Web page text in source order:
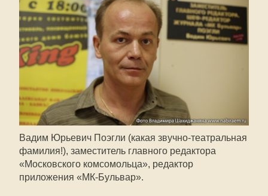
Вадим Юрьевич Поэгли (какая звучно-театральная
фамилия!), заместитель главного редактора
«Московского комсомольца», редактор
приложения «МК-Бульвар».